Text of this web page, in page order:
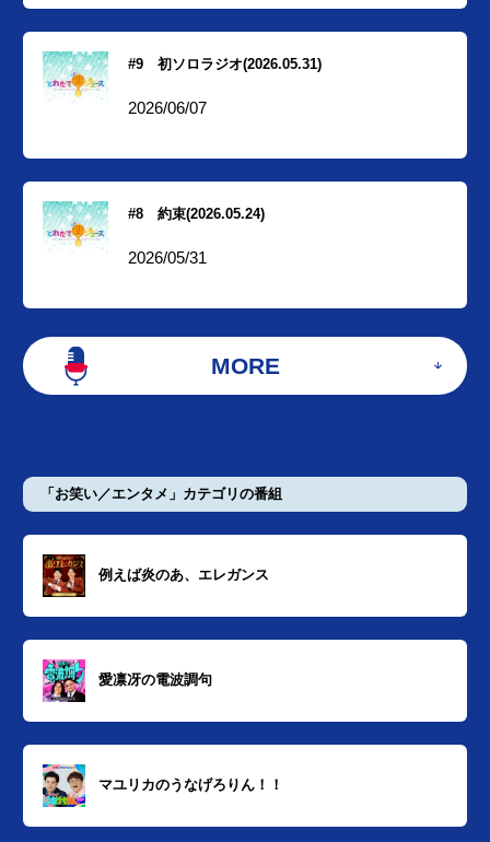
#9 初ソロラジオ(2026.05.31)
2026/06/07
#8 約束(2026.05.24)
2026/05/31
MORE
「お笑い／エンタメ」カテゴリの番組
例えば炎のあ、エレガンス
愛凛冴の電波調句
マユリカのうなげろりん！！